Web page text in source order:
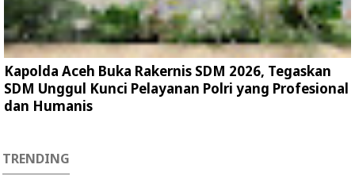
Kapolda Aceh Buka Rakernis SDM 2026, Tegaskan
SDM Unggul Kunci Pelayanan Polri yang Profesional
dan Humanis
TRENDING